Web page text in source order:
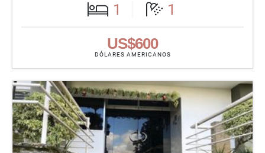
1 1
US$600
DÓLARES AMERICANOS